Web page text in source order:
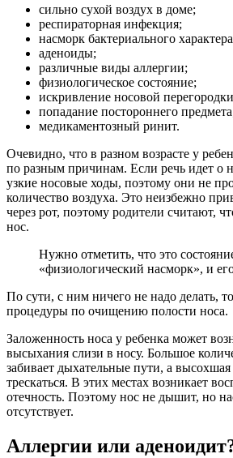
сильно сухой воздух в доме;
респираторная инфекция;
насморк бактериального
аденоиды;
различные виды аллергии;
физиологическое состояние;
искривление носовой
попадание постороннего
медикаментозный ринит.
Очевидно, что в разном возрасте у
по разным причинам. Если речь идет о
узкие носовые ходы, поэтому они не
количество воздуха. Это неизбежно
через рот, поэтому родители считают,
нос.
Нужно отметить, что это
«физиологический насморк», и
По сути, с ним ничего не надо делать,
процедуры по очищению полости носа.
Заложенность носа у ребенка может
высыхания слизи в носу. Большое
забивает дыхательные пути, а высохшая
трескаться. В этих местах возникает
отечность. Поэтому нос не дышит, но
отсутствует.
Аллергии или